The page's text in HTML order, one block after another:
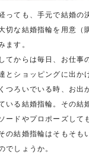
っても、手元で結婚の
切な結婚指輪を用意（
ます。
てからは毎日、お仕事
とショッピングに出か
つろいでいる時、お出
いる結婚指輪。その結
ードやプロポーズして
の結婚指輪はそもそも
でしょうか。